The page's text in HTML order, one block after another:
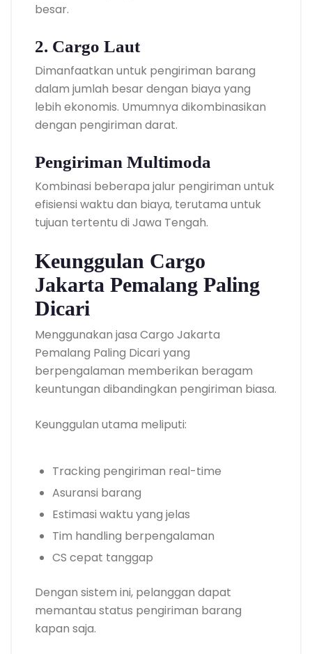
besar.
2. Cargo Laut
Dimanfaatkan untuk pengiriman barang
dalam jumlah besar dengan biaya yang
lebih ekonomis. Umumnya dikombinasikan
dengan pengiriman darat.
Pengiriman Multimoda
Kombinasi beberapa jalur pengiriman untuk
efisiensi waktu dan biaya, terutama untuk
tujuan tertentu di Jawa Tengah.
Keunggulan Cargo
Jakarta Pemalang Paling
Dicari
Menggunakan jasa Cargo Jakarta
Pemalang Paling Dicari yang
berpengalaman memberikan beragam
keuntungan dibandingkan pengiriman biasa.
Keunggulan utama meliputi:
Tracking pengiriman real-time
Asuransi barang
Estimasi waktu yang jelas
Tim handling berpengalaman
CS cepat tanggap
Dengan sistem ini, pelanggan dapat
memantau status pengiriman barang
kapan saja.